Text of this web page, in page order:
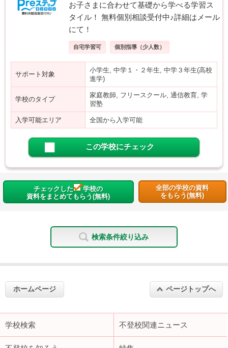
お子さまに合わせて基礎から学べる学習ス
タイル！ 無料個別相談受付中♪詳細はメール
にて！
自宅学習可 個別指導（少人数）
サポート対象
小学生, 中学１・２年生, 中学３年生(高校
進学)
学校のタイプ
家庭教師, フリースクール, 通信教育, 学
習塾
入学可能エリア 全国から入学可能
この学校にチェック
チェックした
学校の
資料をまとめてもらう(無料)
全部の学校の資料
をもらう(無料)
検索条件絞り込み
ホームページ ページトップへ
学校検索 不登校関連ニュース